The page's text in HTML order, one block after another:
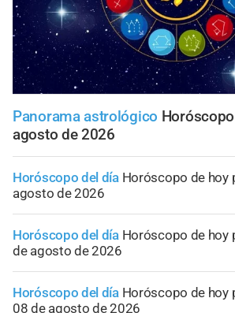
Panorama astrológico
agosto de 2026
Horóscopo del día Horóscopo de hoy
agosto de 2026
Horóscopo del día Horóscopo de hoy
de agosto de 2026
Horóscopo del día Horóscopo de hoy
08 de agosto de 2026